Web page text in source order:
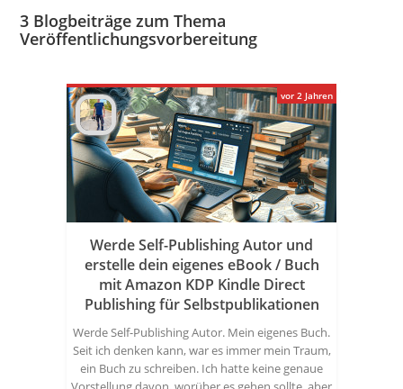
3 Blogbeiträge zum Thema
Veröffentlichungsvorbereitung
Werde Self-Publishing Autor und
erstelle dein eigenes eBook / Buch
mit Amazon KDP Kindle Direct
Publishing für Selbstpublikationen
Werde Self-Publishing Autor. Mein eigenes Buch.
Seit ich denken kann, war es immer mein Traum,
ein Buch zu schreiben. Ich hatte keine genaue
vor 2 Jahren